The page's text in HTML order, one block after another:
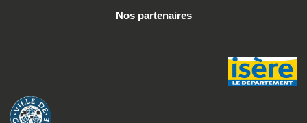
Nos partenaires